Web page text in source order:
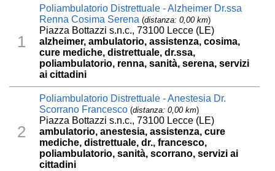
1
Poliambulatorio Distrettuale - Alzheimer Dr.ssa
Renna Cosima Serena (distanza: 0,00 km)
Piazza Bottazzi s.n.c., 73100 Lecce (LE)
alzheimer, ambulatorio, assistenza, cosima,
cure mediche, distrettuale, dr.ssa,
poliambulatorio, renna, sanità, serena, servizi
ai cittadini
2
Poliambulatorio Distrettuale - Anestesia Dr.
Scorrano Francesco (distanza: 0,00 km)
Piazza Bottazzi s.n.c., 73100 Lecce (LE)
ambulatorio, anestesia, assistenza, cure
mediche, distrettuale, dr., francesco,
poliambulatorio, sanità, scorrano, servizi ai
cittadini